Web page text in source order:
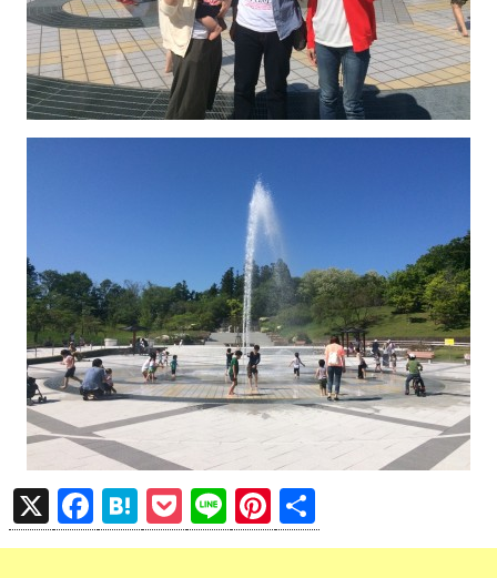
X
F
a
H
at
P
o
Li
n
Pi
nt 有